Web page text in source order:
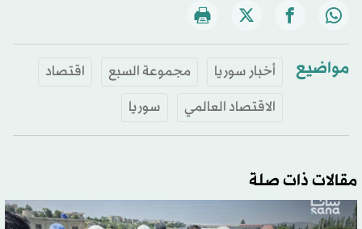
مواضيع أخبار سوريا مجموعة السبع
اقتصاد
الاقتصاد العالمي
سوريا
مقالات ذات صلة